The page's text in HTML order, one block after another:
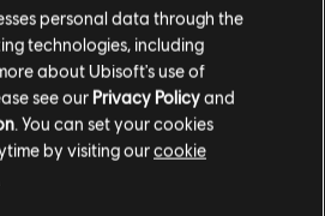
المتوفر مشكلة تؤثر على تجربة
العتاد مع التحديثات الجديدة، فسنقوم
اللازمة مجانًا.
للتوضيح، ما هو عدد مواضع المستودع
المواضع الإضافية التي سيتم توفيرها
الإصدار المطلق؟
بشكل عام،
personal data through the
technologies, including
about Ubisoft's use of
see our Privacy Policyand
. You can set your cookies
by visiting ourcookie